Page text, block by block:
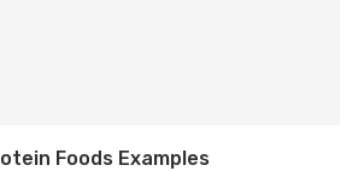
Foods Examples